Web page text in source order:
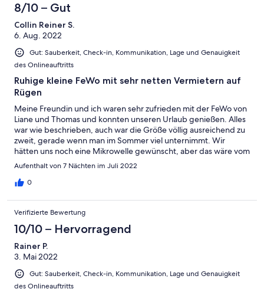
8/10 – Gut
Collin Reiner S.
6. Aug. 2022
Gut: Sauberkeit, Check-in, Kommunikation, Lage und Genauigkeit
des Onlineauftritts
Ruhige kleine FeWo mit sehr netten Vermietern auf
Rügen
Meine Freundin und ich waren sehr zufrieden mit der FeWo von
Liane und Thomas und konnten unseren Urlaub genießen. Alles
war wie beschrieben, auch war die Größe völlig ausreichend zu
zweit, gerade wenn man im Sommer viel unternimmt. Wir
hätten uns noch eine Mikrowelle gewünscht, aber das wäre vom
Platz her wahrscheinlich nicht möglich. Ansonsten wäre unser
Fliegengitter angebracht wird, da sich leider die Wohnung bei
aber in Verbindung mit einer Mückenjagd am Abend
verbunden ist. Für Sodastreamnutzer empfehlen wir eben
diesen zu Hause zu lassen, da das Leitungswasser unserer
Meinung nach nicht unbedingt zum Trinken geeignet ist. Was
uns auf jeden Fall gefallen hat war, dass die Wohnung sehr
abgelegen ist und man somit fernab von Straßenlärm die Ruhe
genießen kann. Ansonsten waren wir rundum zufrieden und
danken Liane und Thomas für die tolle FeWo!
Aufenthalt von 7 Nächten im Juli 2022
0
Verifizierte Bewertung
10/10 – Hervorragend
Rainer P.
3. Mai 2022
Gut: Sauberkeit, Check-in, Kommunikation, Lage und Genauigkeit
des Onlineauftritts